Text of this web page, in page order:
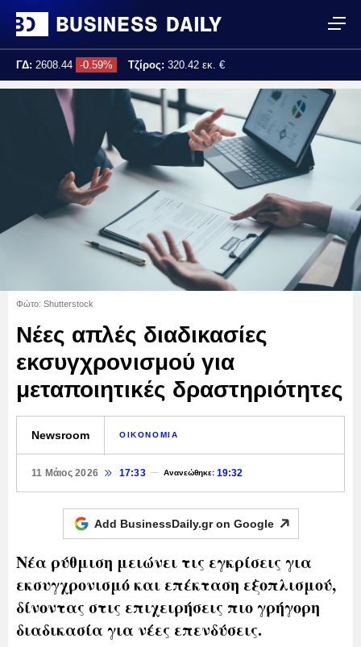
ΓΔ: 2608.44 -0.59% Τζίρος: 320.42 εκ. €
Τελ. ενημέρωση: 17:25:02
Φώτο: Shutterstock
Νέες απλές διαδικασίες
εκσυγχρονισμού για
μεταποιητικές δραστηριότητες
Newsroom ΟΙΚΟΝΟΜΙΑ
11 Μάιος 2026 17:33 Ανανεώθηκε:19:32
Add BusinessDaily.gr on Google
Νέα ρύθμιση μειώνει τις εγκρίσεις για
εκσυγχρονισμό και επέκταση εξοπλισμού,
δίνοντας στις επιχειρήσεις πιο γρήγορη
διαδικασία για νέες επενδύσεις.